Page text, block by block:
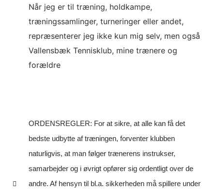
Når jeg er til træning, holdkampe,
træningssamlinger, turneringer eller andet,
repræsenterer jeg ikke kun mig selv, men også
Vallensbæk Tennisklub, mine trænere og
forældre
ORDENSREGLER: For at sikre, at alle kan få det
bedste udbytte af træningen, forventer klubben
naturligvis, at man følger trænerens instrukser,
samarbejder og i øvrigt opfører sig ordentligt over de
andre. Af hensyn til bl.a. sikkerheden må spillere under